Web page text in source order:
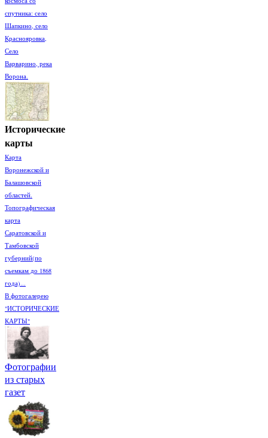
спутника: село
Шапкино, село
Краснояровка,
Село
Варварино, река
Ворона.
Исторические
карты
Карта
Воронежской и
Балашовской
областей.
Топографическая
карта
Саратовской и
Тамбовской
губерний(по
съемкам до 1868
года)...
В фотогалерею
"ИСТОРИЧЕСКИЕ
КАРТЫ"
Фотографии
из старых
газет